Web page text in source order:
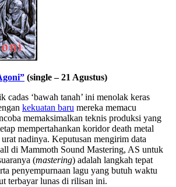
(single – 21 Agustus)
cadas ‘bawah tanah’ ini menolak keras
kekuatan baru mereka memacu
memaksimalkan teknis produksi yang
mempertahankan koridor death metal
nadinya. Keputusan mengirim data
di Mammoth Sound Mastering, AS untuk
(mastering) adalah langkah tepat
penyempurnaan lagu yang butuh waktu
terbayar lunas di rilisan ini.